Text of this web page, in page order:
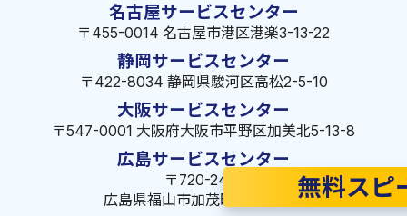
名古屋サービスセンター
〒455-0014 名古屋市港区港楽3-13-22
静岡サービスセンター
〒422-8034 静岡県駿河区高松2-5-10
大阪サービスセンター
〒547-0001 大阪府大阪市平野区加美北5-13-8
広島サービスセンター
〒720-2410
広島県福山市加茂町八軒屋329無料スピ